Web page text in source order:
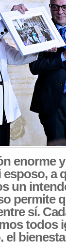
enorme
a
un
permite
sí.
todos